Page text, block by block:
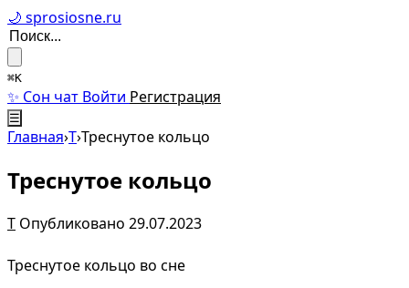
🌙 sprosiosne.ru
⌘K
✨ Сон чат Войти Регистрация
☰
Главная›Т›Треснутое кольцо
Треснутое кольцо
Т Опубликовано 29.07.2023
Треснутое кольцо во сне